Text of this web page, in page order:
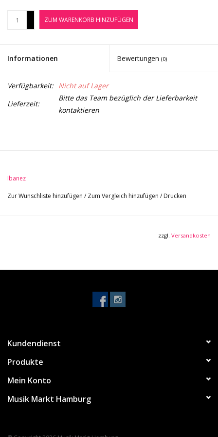
Jobbörse
Marken
ZUM WARENKORB HINZUFÜGEN
Informationen Bewertungen (0)
Verfügbarkeit: Nicht auf Lager
Lieferzeit:
Bitte das Team bezüglich der Lieferbarkeit
kontaktieren
Ibanez
Zur Wunschliste hinzufügen / Zum Vergleich hinzufügen / Drucken
zzgl. Versandkosten
Kundendienst
Produkte
Mein Konto
Musik Markt Hamburg